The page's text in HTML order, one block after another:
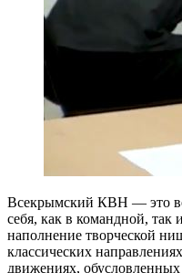
Всекрымский КВН — это
себя, как в командной, так
наполнение творческой
классических
движениях, обусловленных